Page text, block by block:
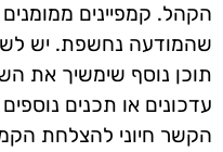
הקהל. קמפיינים
שהמודעה נחשפת. יש
תוכן נוסף שימשיך את
עדכונים או תכנים
הקשר חיוני להצלחת